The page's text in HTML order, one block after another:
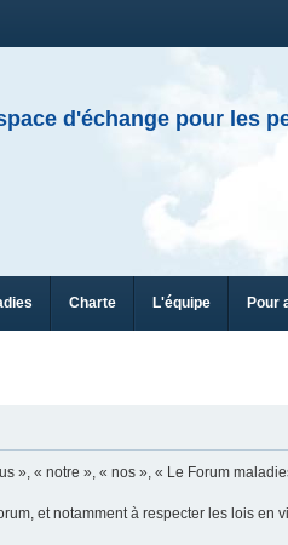
d'échange pour les
Charte L'équipe Pour
», « notre », « nos », « Le Forum
et notamment à respecter les lois